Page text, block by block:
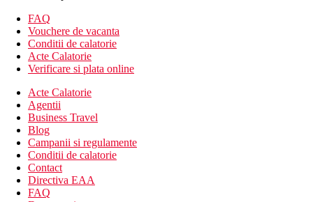
Alte tipuri de camere
facilitatile de mai sus)
Vila clasica: intr-un bungalou in gradina
Descrierea hotelului
receptie
aer conditionat
seif
camera comuna cu televizor
bar
FAQ
Vouchere de vacanta
Conditii de calatorie
Acte Calatorie
Verificare si plata online
Acte Calatorie
Agentii
Business Travel
Blog
Campanii si regulamente
Conditii de calatorie
Contact
Directiva EAA
FAQ